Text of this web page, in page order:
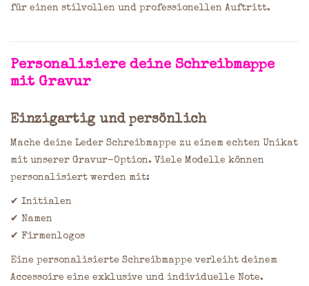
für einen stilvollen und professionellen Auftritt.
Personalisiere deine Schreibmappe
mit Gravur
Einzigartig und persönlich
Mache deine Leder Schreibmappe zu einem echten Unikat
mit unserer Gravur-Option. Viele Modelle können
personalisiert werden mit:
✔ Initialen
✔ Namen
✔ Firmenlogos
Eine personalisierte Schreibmappe verleiht deinem
Accessoire eine exklusive und individuelle Note.